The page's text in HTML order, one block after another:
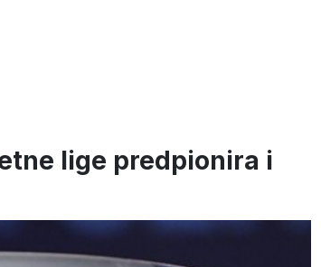
lige predpionira i